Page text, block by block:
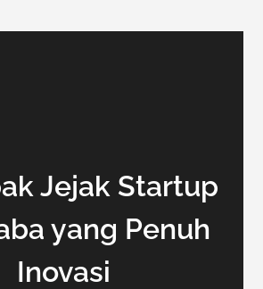
Jejak Startup
yang Penuh
Inovasi